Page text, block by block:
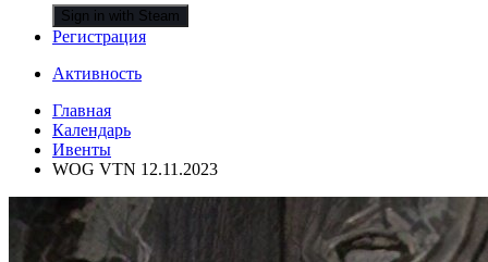
Sign in with Steam
Регистрация
Активность
Главная
Календарь
Ивенты
WOG VTN 12.11.2023